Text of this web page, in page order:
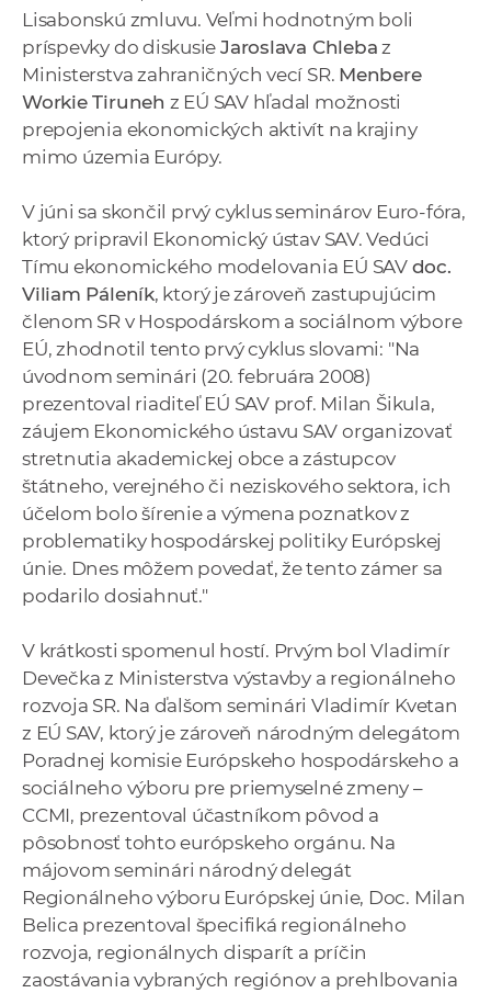
Lisabonskú zmluvu. Veľmi hodnotným boli
príspevky do diskusieJaroslava Chleba z
Ministerstva zahraničných vecí SR. Menbere
Workie Tiruneh z EÚ SAV hľadal možnosti
prepojenia ekonomických aktivít na krajiny
mimo územia Európy.
V júni sa skončil prvý cyklus seminárov Euro-fóra,
ktorý pripravil Ekonomický ústav SAV. Vedúci
Tímu ekonomického modelovania EÚ SAV doc.
Viliam Páleník, ktorý je zároveň zastupujúcim
členom SR v Hospodárskom a sociálnom výbore
EÚ, zhodnotil tento prvý cyklus slovami: "Na
úvodnom seminári (20. februára 2008)
prezentoval riaditeľ EÚ SAV prof. Milan Šikula,
záujem Ekonomického ústavu SAV organizovať
stretnutia akademickej obce a zástupcov
štátneho, verejného či neziskového sektora, ich
účelom bolo šírenie a výmena poznatkov z
problematiky hospodárskej politiky Európskej
únie. Dnes môžem povedať, že tento zámer sa
podarilo dosiahnuť."
V krátkosti spomenul hostí. Prvým bol Vladimír
Devečka z Ministerstva výstavby a regionálneho
rozvoja SR. Na ďalšom seminári Vladimír Kvetan
z EÚ SAV, ktorý je zároveň národným delegátom
Poradnej komisie Európskeho hospodárskeho a
sociálneho výboru pre priemyselné zmeny –
CCMI, prezentoval účastníkom pôvod a
pôsobnosť tohto európskeho orgánu. Na
májovom seminári národný delegát
Regionálneho výboru Európskej únie, Doc. Milan
Belica prezentoval špecifiká regionálneho
rozvoja, regionálnych disparít a príčin
zaostávania vybraných regiónov a prehlbovania